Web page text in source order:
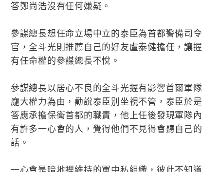
答鄭尚浩沒有任何嫌疑。
參謀總長想任命立場中立的泰臣為首都警備司令
官，全斗光則推薦自己的好友盧泰健擔任，讓握
有任命權的參謀總長不悅。
參謀總長以居心不良的全斗光握有影響首爾軍隊
龐大權力為由，勸說泰臣別坐視不管，泰臣於是
答應承擔保衛首都的職責，他上任後發現軍隊內
有許多一心會的人，覺得他們不見得會聽自己的
話。